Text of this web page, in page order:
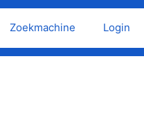
Zoekmachine Login